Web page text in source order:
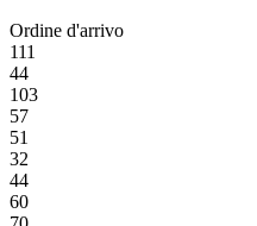
Ordine d'arrivo
111
44
103
57
51
32
44
60